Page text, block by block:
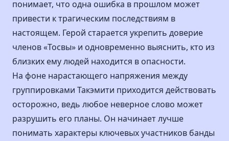
понимает, что одна ошибка в прошлом может
привести к трагическим последствиям в
настоящем. Герой старается укрепить доверие
членов «Тосвы» и одновременно выяснить, кто из
близких ему людей находится в опасности.
На фоне нарастающего напряжения между
группировками Такэмити приходится действовать
осторожно, ведь любое неверное слово может
разрушить его планы. Он начинает лучше
понимать характеры ключевых участников банды